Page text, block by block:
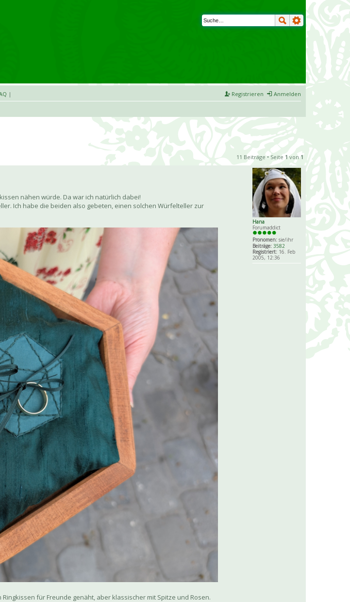
| Anmelden
Registrieren
11 Beiträge • Seite 1 von 1
Hana
Forumaddict
Pronomen: sie/ihr
Beiträge: 3582
Registriert: 16. Feb
2005, 12:36
nähen würde. Da war ich natürlich dabei!
Ich habe die beiden also gebeten, einen solchen Würfelteller zur
für Freunde genäht, aber klassischer mit Spitze und Rosen.